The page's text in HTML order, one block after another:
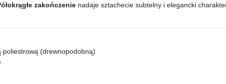
zakończenie nadaje sztachecie subtelny i elegancki
poliestrową (drewnopodobną)